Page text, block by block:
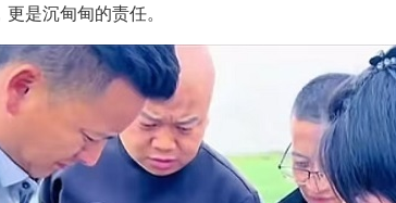
是沉甸甸的责任。